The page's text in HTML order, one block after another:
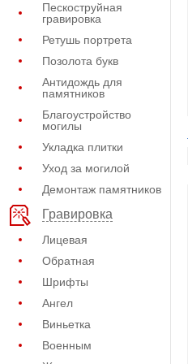
Пескоструйная
гравировка
Ретушь портрета
Позолота букв
Антидождь для
памятников
Благоустройство
могилы
Укладка плитки
Уход за могилой
Демонтаж памятников
Гравировка
Лицевая
Обратная
Шрифты
Ангел
Виньетка
Военным